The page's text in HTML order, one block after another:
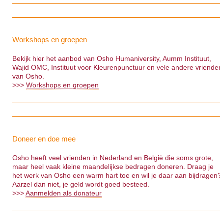
Workshops en groepen
Bekijk hier het aanbod van Osho Humaniversity, Aumm Instituut,
Wajid OMC, Instituut voor Kleurenpunctuur en vele andere
van Osho.
>>>Workshops en groepen
Doneer en doe mee
Osho heeft veel vrienden in Nederland en België die soms grote,
maar heel vaak kleine maandelijkse bedragen doneren. Draag je
het werk van Osho een warm hart toe en wil je daar aan
Aarzel dan niet, je geld wordt goed besteed.
>>>Aanmelden als donateur